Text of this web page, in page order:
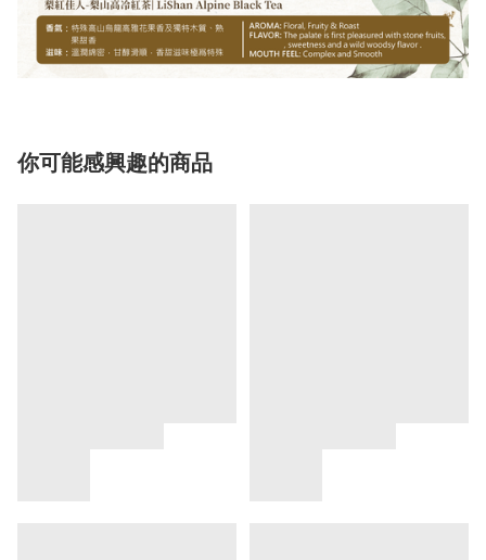
你可能感興趣的商品